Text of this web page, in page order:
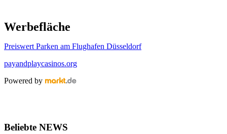
Werbefläche
Preiswert Parken am Flughafen Düsseldorf
payandplaycasinos.org
Powered by
Beliebte NEWS